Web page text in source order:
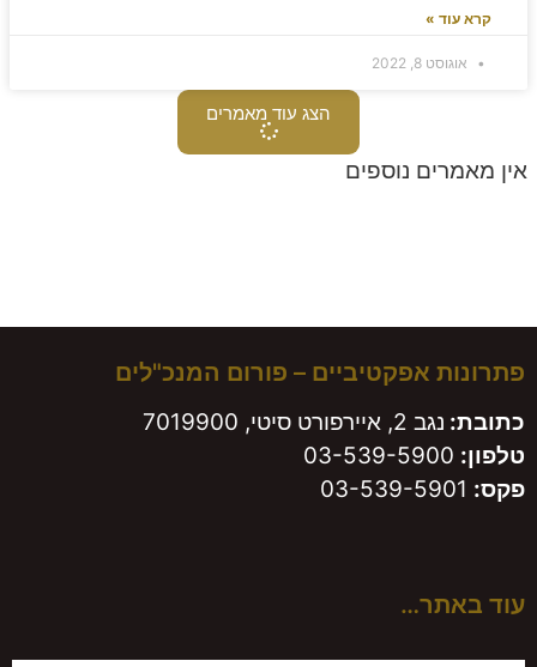
קרא עוד »
אוגוסט 8, 2022
הצג עוד מאמרים
אין מאמרים נוספים
פתרונות אפקטיביים – פורום המנכ"לים
כתובת: נגב 2, איירפורט סיטי, 7019900
טלפון: 03-539-5900
פקס:
עוד באתר…